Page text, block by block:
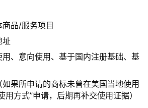
品/服务项目
址
、意向使用、基于国内注册基础、基
果所申请的商标未曾在美国当地使用
用方式”申请，后期再补交使用证据）